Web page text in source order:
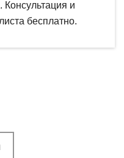
Консультация и
бесплатно.